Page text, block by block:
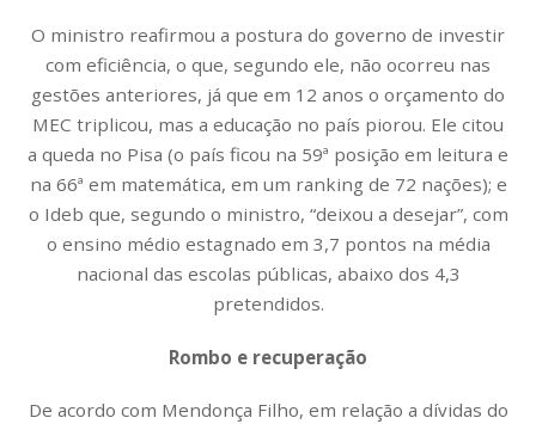
O ministro reafirmou a postura do governo de investir
com eficiência, o que, segundo ele, não ocorreu nas
gestões anteriores, já que em 12 anos o orçamento do
MEC triplicou, mas a educação no país piorou. Ele citou
a queda no Pisa (o país ficou na 59ª posição em leitura e
na 66ª em matemática, em um ranking de 72 nações); e
o Ideb que, segundo o ministro, “deixou a desejar”, com
o ensino médio estagnado em 3,7 pontos na média
nacional das escolas públicas, abaixo dos 4,3
pretendidos.
Rombo e recuperação
De acordo com Mendonça Filho, em relação a dívidas do